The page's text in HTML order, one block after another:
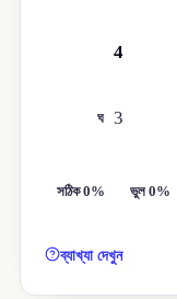
4
ঘ 3
সঠিক 0% ভুল 0%
ব্যাখ্যা দেখুন